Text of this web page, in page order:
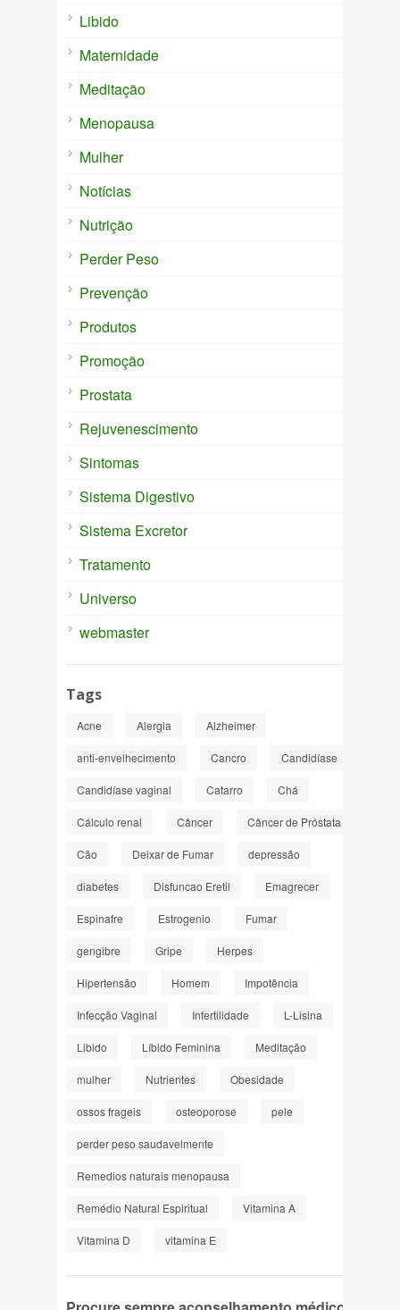
Libido
Maternidade
Meditação
Menopausa
Mulher
Notícias
Nutrição
Perder Peso
Prevenção
Produtos
Promoção
Prostata
Rejuvenescimento
Sintomas
Sistema Digestivo
Sistema Excretor
Tratamento
Universo
webmaster
Tags
Acne Alergia Alzheimer
anti-envelhecimento Cancro Candidíase
Candidíase vaginal Catarro Chá
Cálculo renal Câncer Câncer de Próstata
Cão Deixar de Fumar depressão
diabetes Disfuncao Eretil Emagrecer
Espinafre Estrogenio Fumar
gengibre Gripe Herpes
Hipertensão Homem Impotência
Infecção Vaginal Infertilidade L-Lisina
Libido Líbido Feminina Meditação
mulher Nutrientes Obesidade
ossos frageis osteoporose pele
perder peso saudavelmente
Remedios naturais menopausa
Remédio Natural Espiritual Vitamina A
Vitamina D vitamina E